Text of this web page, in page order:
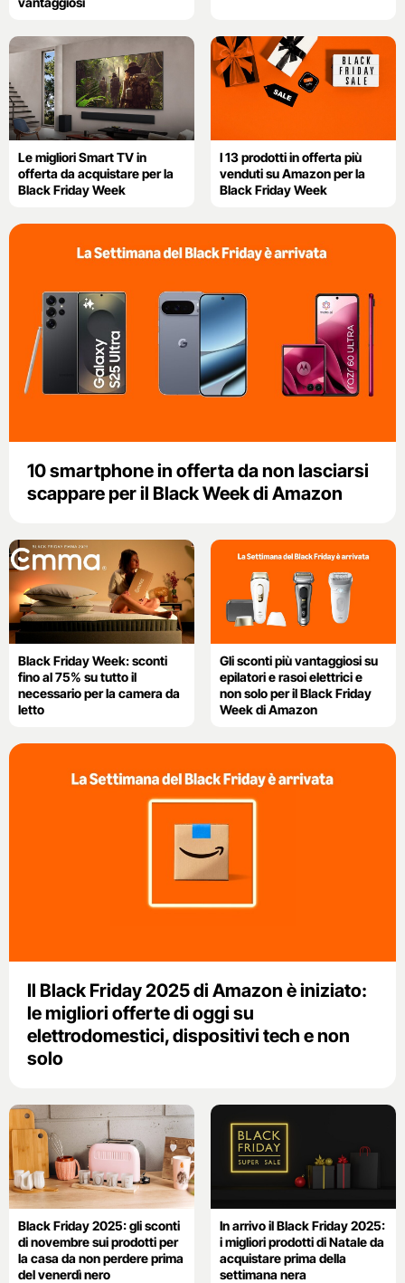
Le migliori Smart TV in
offerta da acquistare per la
Black Friday Week
I 13 prodotti in offerta più
venduti su Amazon per la
Black Friday Week
10 smartphone in offerta da non lasciarsi
scappare per il Black Week di Amazon
Black Friday Week: sconti
fino al 75% su tutto il
necessario per la camera da
letto
Gli sconti più vantaggiosi su
epilatori e rasoi elettrici e
non solo per il Black Friday
Week di Amazon
Il Black Friday 2025 di Amazon è iniziato:
le migliori offerte di oggi su
elettrodomestici, dispositivi tech e non
solo
Black Friday 2025: gli sconti
di novembre sui prodotti per
la casa da non perdere prima
del venerdì nero
In arrivo il Black Friday 2025:
i migliori prodotti di Natale da
acquistare prima della
settimana nera